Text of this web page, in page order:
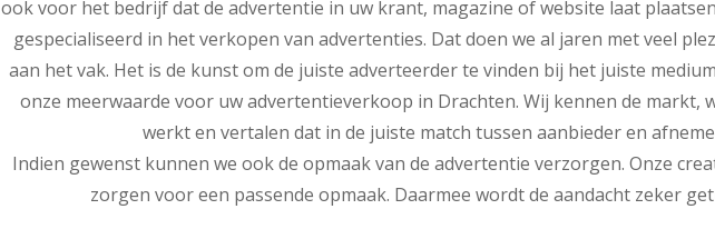
ook voor het bedrijf dat de advertentie in uw krant, magazine of website laat
gespecialiseerd in het verkopen van advertenties. Dat doen we al jaren met veel
aan het vak. Het is de kunst om de juiste adverteerder te vinden bij het juiste
onze meerwaarde voor uw advertentieverkoop in Drachten. Wij kennen de markt,
werkt en vertalen dat in de juiste match tussen aanbieder en
Indien gewenst kunnen we ook de opmaak van de advertentie verzorgen. Onze
zorgen voor een passende opmaak. Daarmee wordt de aandacht zeker